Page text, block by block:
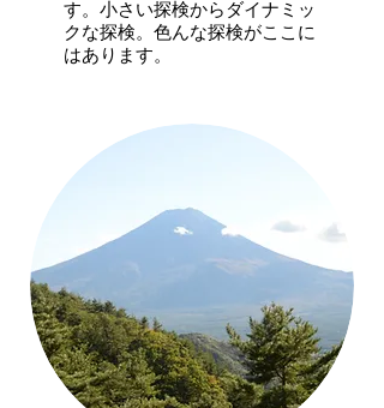
す。小さい探検からダイナミッ
クな探検。色んな探検がここに
はあります。